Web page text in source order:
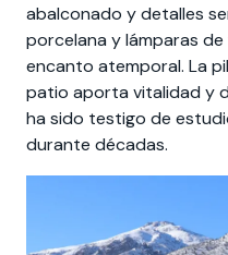
abalconado y detalles
porcelana y lámparas
encanto atemporal. La
patio aporta vitalidad y
ha sido testigo de
durante décadas.